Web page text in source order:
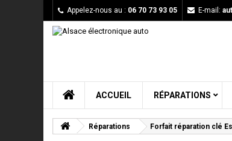
Appelez-nous au : 06 70 73 93 05 E-mail:
ACCUEIL RÉPARATIONS
Réparations Forfait réparation clé